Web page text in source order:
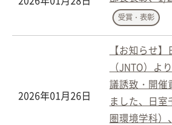
受賞・表彰
2026年01月26日
【お知らせ
（JNTO）よ
議誘致・開催
ました、日
圏環境学科）